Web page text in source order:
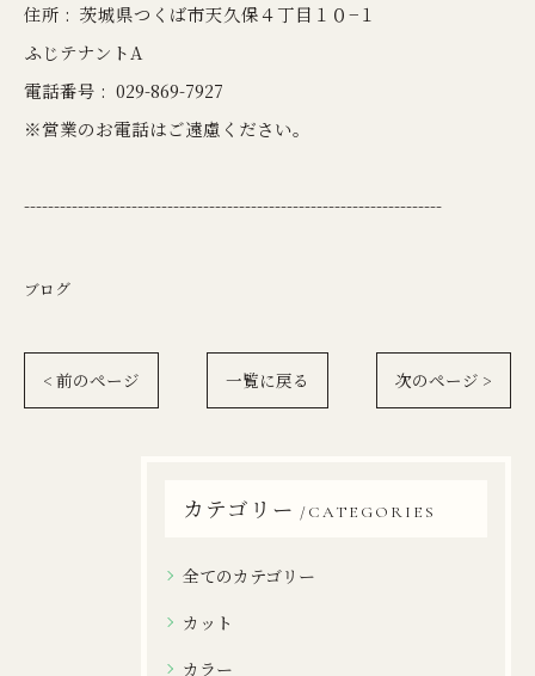
住所 : 茨城県つくば市天久保４丁目１０−１
ふじテナントA
電話番号 : 029-869-7927
※営業のお電話はご遠慮ください。
----------------------------------------------------------------------
ブログ
< 前のページ 一覧に戻る 次のページ >
カテゴリー CATEGORIES
全てのカテゴリー
カット
カラー